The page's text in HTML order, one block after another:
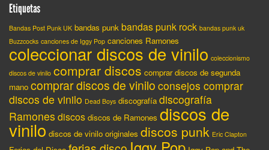
Etiquetas
Bandas Post Punk UK bandas punk bandas punk rock bandas punk uk
Buzzcocks canciones de Iggy Pop canciones Ramones
coleccionar discos de vinilo coleccionismo
discos de vinilo comprar discos comprar discos de segunda
mano comprar discos de vinilo consejos comprar
discos de vinilo Dead Boys discografía discografía
Ramones discos discos de Ramones discos de
vinilo discos de vinilo originales discos punk Eric Clapton